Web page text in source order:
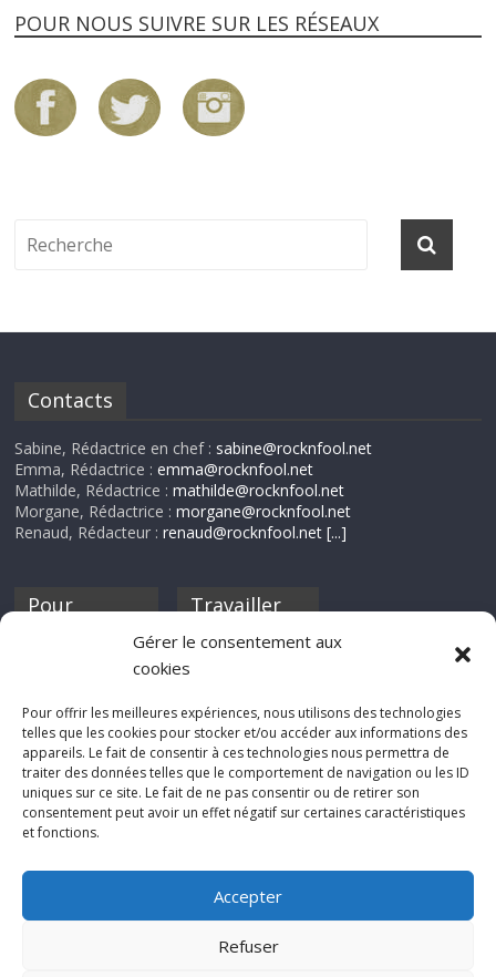
Gérer le consentement aux
cookies
Pour offrir les meilleures expériences, nous utilisons des technologies
telles que les cookies pour stocker et/ou accéder aux informations des
appareils. Le fait de consentir à ces technologies nous permettra de
traiter des données telles que le comportement de navigation ou les ID
uniques sur ce site. Le fait de ne pas consentir ou de retirer son
consentement peut avoir un effet négatif sur certaines caractéristiques
et fonctions.
Accepter
Refuser
POUR NOUS SUIVRE SUR LES RÉSEAUX
Contacts
Sabine, Rédactrice en chef : sabine@rocknfool.net
Emma, Rédactrice :emma@rocknfool.net
Mathilde, Rédactrice :mathilde@rocknfool.net
Morgane, Rédactrice :morgane@rocknfool.net
Renaud, Rédacteur :renaud@rocknfool.net [...]
Pour
discothèque
Travailler
Si tu souhaites
Rocknfool, n'hésite
pas à nous envoyer
tes chroniques de
concerts, de films,
séries ou des billets
d'humeur :